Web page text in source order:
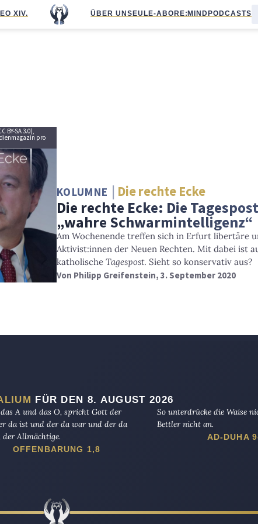
XIV. ÜBER UNS EULE-ABO RE:MIND PODCASTS
BY-SA 3.0),
pro
KOLUMNE Die rechte Ecke
Die rechte Ecke: Die
„wahre Schwarmintelligenz“
Am Wochenende treffen sich in Erfurt libertäre
Aktivist:innen der Neuen Rechten. Mit dabei ist
katholische Tagespost. Sieht so konservativ aus?
Von Philipp Greifenstein, 3. September 2020
FÜR DEN 8. AUGUST 2026
A und das O, spricht Gott der
da ist und der da war und der da
der Allmächtige.
OFFENBARUNG 1,8
So unterdrücke die Waise
Bettler nicht an.
AD-DUHA